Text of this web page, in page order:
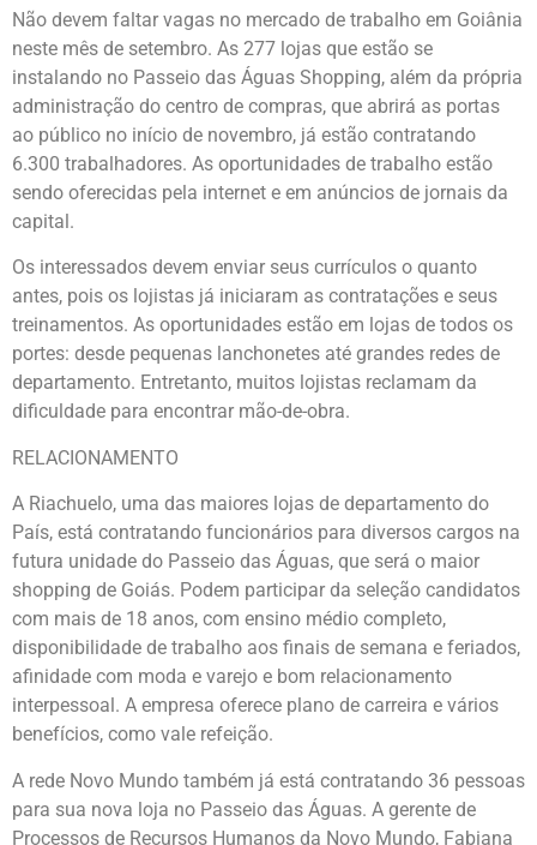
Não devem faltar vagas no mercado de trabalho em Goiânia
neste mês de setembro. As 277 lojas que estão se
instalando no Passeio das Águas Shopping, além da própria
administração do centro de compras, que abrirá as portas
ao público no início de novembro, já estão contratando
6.300 trabalhadores. As oportunidades de trabalho estão
sendo oferecidas pela internet e em anúncios de jornais da
capital.
Os interessados devem enviar seus currículos o quanto
antes, pois os lojistas já iniciaram as contratações e seus
treinamentos. As oportunidades estão em lojas de todos os
portes: desde pequenas lanchonetes até grandes redes de
departamento. Entretanto, muitos lojistas reclamam da
dificuldade para encontrar mão-de-obra.
RELACIONAMENTO
A Riachuelo, uma das maiores lojas de departamento do
País, está contratando funcionários para diversos cargos na
futura unidade do Passeio das Águas, que será o maior
shopping de Goiás. Podem participar da seleção candidatos
com mais de 18 anos, com ensino médio completo,
disponibilidade de trabalho aos finais de semana e feriados,
afinidade com moda e varejo e bom relacionamento
interpessoal. A empresa oferece plano de carreira e vários
benefícios, como vale refeição.
A rede Novo Mundo também já está contratando 36 pessoas
para sua nova loja no Passeio das Águas. A gerente de
Processos de Recursos Humanos da Novo Mundo, Fabiana